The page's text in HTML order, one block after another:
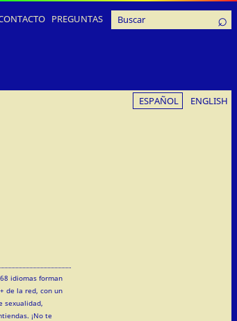
PREGUNTAS
ESPAÑOL ENGLISH
idiomas forman
de la red, con un
sexualidad,
¡No te